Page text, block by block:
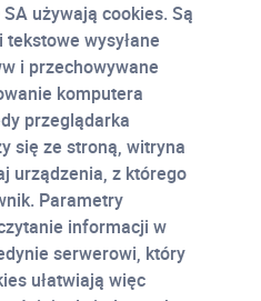
SA używają cookies. Są
wysyłane
i przechowywane
komputera
przeglądarka
się ze stroną, witryna
urządzenia, z którego
Parametry
informacji w
serwerowi, który
ułatwiają więc